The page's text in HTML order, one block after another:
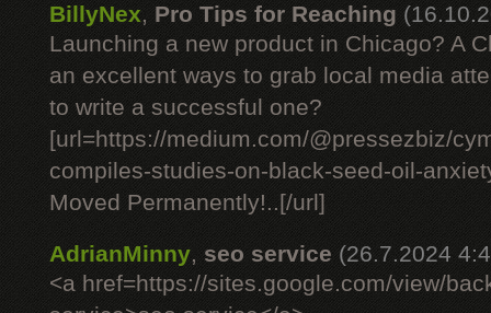
BillyNex, Pro Tips for Reaching
Launching a new product in Chicago? A
an excellent ways to grab local media
to write a successful one?
[url=https://medium.com/@pressezbiz/
compiles-studies-on-black-seed-oil-
Moved Permanently!..[/url]
AdrianMinny, seo service (26.7.2024
<a href=https://sites.google.com/view/